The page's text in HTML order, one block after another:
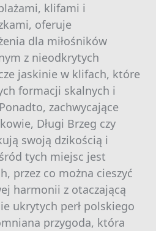
klifami i
oferuje
dla miłośników
z nieodkrytych
jaskinie w klifach, które
formacji skalnych i
zachwycające
Długi Brzeg czy
swoją dzikością i
tych miejsc jest
przez co można cieszyć
harmonii z otaczającą
ukrytych perł polskiego
przygoda, która